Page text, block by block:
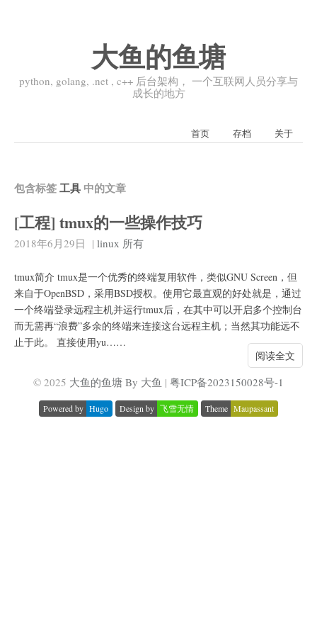
大鱼的鱼塘
python, golang, .net , c++ 后台架构， 一个互联网人员分享与
成长的地方
首页 存档 关于
包含标签工具 中的文章
[工程] tmux的一些操作技巧
2018年6月29日 | linux 所有
tmux简介 tmux是一个优秀的终端复用软件，类似GNU Screen，但
来自于OpenBSD，采用BSD授权。使用它最直观的好处就是，通过
一个终端登录远程主机并运行tmux后，在其中可以开启多个控制台
而无需再“浪费”多余的终端来连接这台远程主机；当然其功能远不
止于此。 直接使用yu……
阅读全文
© 2025 大鱼的鱼塘 By 大鱼 | 粤ICP备2023150028号-1
Powered by Hugo Design by 飞雪无情 Theme Maupassant